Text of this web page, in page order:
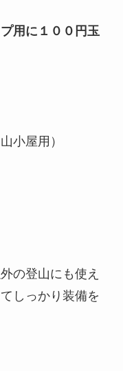
用に１００円玉
小屋用）
の登山にも使え
しっかり装備を